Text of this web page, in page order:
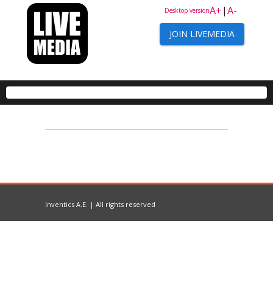
A+|A-
Desktop version
JOIN LIVEMEDIA
Inventics A.E. | All rights reserved